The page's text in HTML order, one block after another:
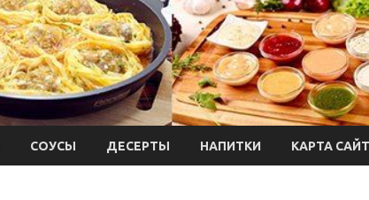
СОУСЫ ДЕСЕРТЫ НАПИТКИ КАРТА